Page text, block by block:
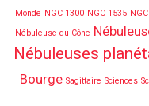
Monde NGC 1300 NGC 1535
Nébuleuse du Cône
Nébuleuses
Bourge Sagittaire Sciences